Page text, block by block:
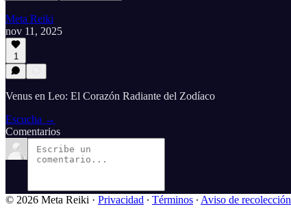
Meta Reiki
nov 11, 2025
1
Venus en Leo: El Corazón Radiante del Zodíaco
Escucha →
Comentarios
© 2026 Meta Reiki · Privacidad ∙ Términos ∙ Aviso de recolección